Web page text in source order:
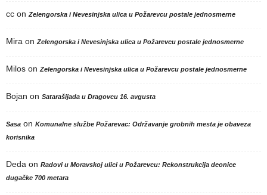
cc on Zelengorska i Nevesinjska ulica u Požarevcu postale jednosmerne
Mira on Zelengorska i Nevesinjska ulica u Požarevcu postale jednosmerne
Milos on Zelengorska i Nevesinjska ulica u Požarevcu postale jednosmerne
Bojan on Satarašijada u Dragovcu 16. avgusta
Sasa on Komunalne službe Požarevac: Održavanje grobnih mesta je obaveza
korisnika
Deda on Radovi u Moravskoj ulici u Požarevcu: Rekonstrukcija deonice
dugačke 700 metara